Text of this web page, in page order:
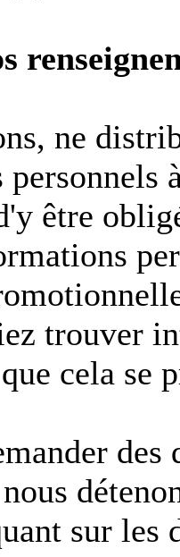
ne
être
trouver
cela se
sur les